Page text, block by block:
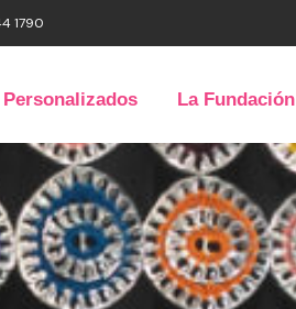
1790
Personalizados La Fundación